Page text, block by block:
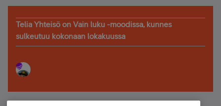
Telia Yhteisö on Vain luku -moodissa, kunnes
sulkeutuu kokonaan lokakuussa